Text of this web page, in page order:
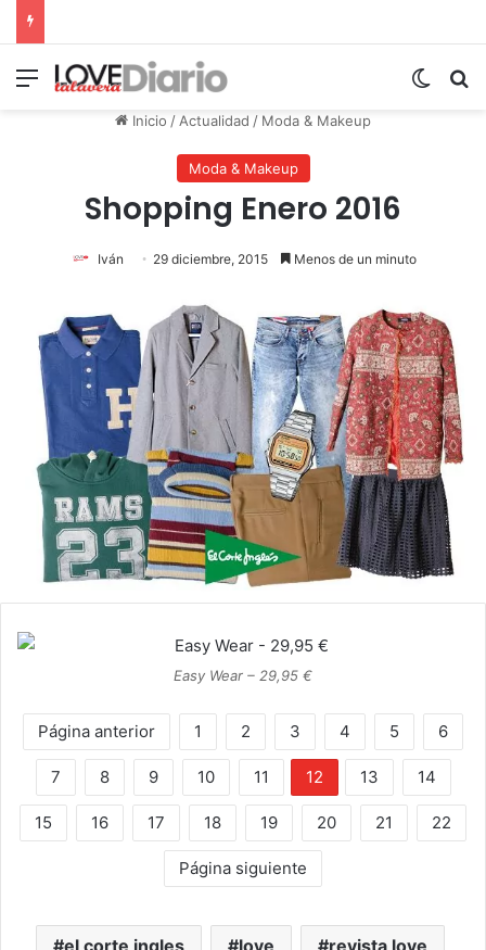
Menú
Inicio /Actualidad / Moda & Makeup
Moda & Makeup
Shopping Enero 2016
Iván 29 diciembre, 2015 Menos de un minuto
Easy Wear – 29,95 €
Página anterior 1 2 3 4 5 6
7 8 9 10 11 12 13 14
15 16 17 18 19 20 21 22
Página siguiente
el corte ingles love revista love